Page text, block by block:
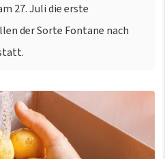
27. Juli die erste
der Sorte Fontane nach